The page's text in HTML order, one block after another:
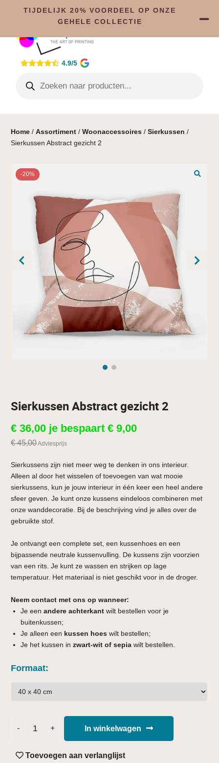
4.9/5
Home /Assortiment /Woonaccessoires /Sierkussen /
Sierkussen Abstract gezicht 2
-20%
Sierkussen Abstract gezicht 2
€ 36,00 je bespaart€ 9,00
€45,00Adviesprijs
Sierkussens zijn niet meer weg te denken in ons interieur.
Alleen al door het wisselen of toevoegen van wat mooie
sierkussens, kun je jouw interieur in één keer een heel andere
sfeer geven. Je kunt onze kussens eindeloos combineren met
onze wanddecoratie. Bij de beschrijving vind je alles over de
gebruikte stof.
Je ontvangt een complete set, een kussenhoes en een
bijpassende neutrale kussenvulling. De kussens zijn voorzien
van een rits. Je kunt ze wassen en strijken op lage
temperatuur. Het materiaal is niet geschikt voor in de droger.
Neem contact met ons op wanneer:
Je eenandere achterkant wilt bestellen voor je
buitenkussen;
Je alleen een kussen hoes wilt bestellen;
Je het kussen inzwart-wit of sepia wilt bestellen.
Formaat
In winkelwagen
Toevoegen aan verlanglijst
TIJDELIJK 20% VOORDEEL OP ONZE
GEHELE COLLECTIE